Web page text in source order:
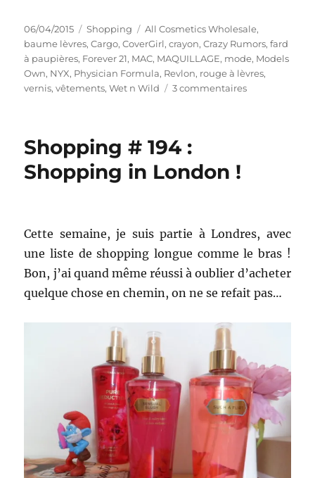
Publié
le
06/04/2015 Catégories
Shopping Étiquettes
All Cosmetics Wholesale,
baume lèvres,Cargo,CoverGirl,crayon,Crazy Rumors,fard
à paupières, Forever 21, MAC, MAQUILLAGE, mode, Models
Own, NYX, Physician Formula, Revlon, rouge à lèvres,
vernis,vêtements,Wet n Wild 3 commentairessur
Cosmetics
Wholesale,
Models
Own…
Shopping # 194 :
Shopping in London !
Cette semaine, je suis partie à Londres, avec
une liste de shopping longue comme le bras !
Bon, j’ai quand même réussi à oublier d’acheter
quelque chose en chemin, on ne se refait pas…